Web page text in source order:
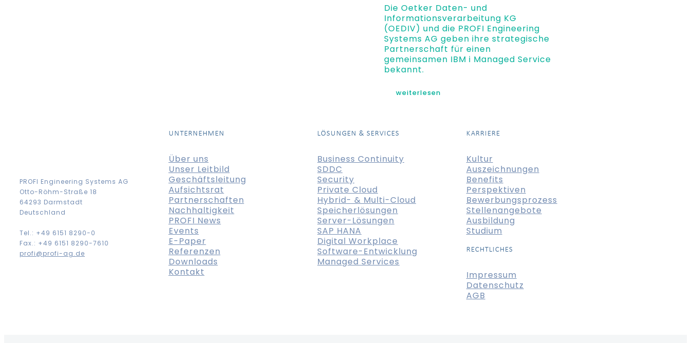
Die Oetker Daten- und
Informationsverarbeitung KG
(OEDIV) und die PROFI Engineering
Systems AG geben ihre strategische
Partnerschaft für einen
gemeinsamen IBM i Managed Service
bekannt.
weiterlesen
PROFI Engineering Systems AG
Otto-Röhm-Straße 18
64293 Darmstadt
Deutschland
Tel.: +49 6151 8290-0
Fax.: +49 6151 8290-7610
profi@profi-ag.de
UNTERNEHMEN
Über uns
Unser Leitbild
Geschäftsleitung
Aufsichtsrat
Partnerschaften
Nachhaltigkeit
PROFI News
Events
E-Paper
Referenzen
Downloads
Kontakt
LÖSUNGEN & SERVICES
Business Continuity
SDDC
Security
Private Cloud
Hybrid- & Multi-Cloud
Speicherlösungen
Server-Lösungen
SAP HANA
Digital Workplace
Software-Entwicklung
Managed Services
KARRIERE
Kultur
Auszeichnungen
Benefits
Perspektiven
Bewerbungsprozess
Stellenangebote
Ausbildung
Studium
RECHTLICHES
Impressum
Datenschutz
AGB